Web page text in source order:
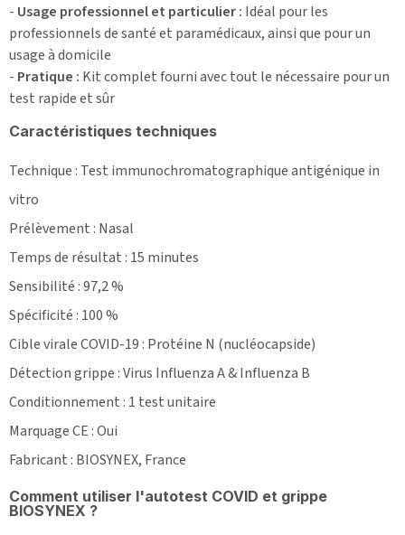
- Usage professionnel et particulier : Idéal pour les
professionnels de santé et paramédicaux, ainsi que pour un
usage à domicile
- Pratique : Kit complet fourni avec tout le nécessaire pour un
test rapide et sûr
Caractéristiques techniques
Technique : Test immunochromatographique antigénique in
vitro
Prélèvement : Nasal
Temps de résultat : 15 minutes
Sensibilité : 97,2 %
Spécificité : 100 %
Cible virale COVID-19 : Protéine N (nucléocapside)
Détection grippe : Virus Influenza A & Influenza B
Conditionnement : 1 test unitaire
Marquage CE : Oui
Fabricant : BIOSYNEX, France
Comment utiliser l'autotest COVID et grippe
BIOSYNEX ?